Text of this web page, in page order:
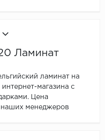
Ламинат
ламинат на
магазина с
Цена
наших менеджеров